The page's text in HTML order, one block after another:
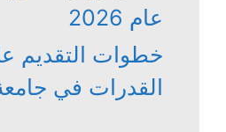
عام 2026
خطوات التقديم
القدرات في